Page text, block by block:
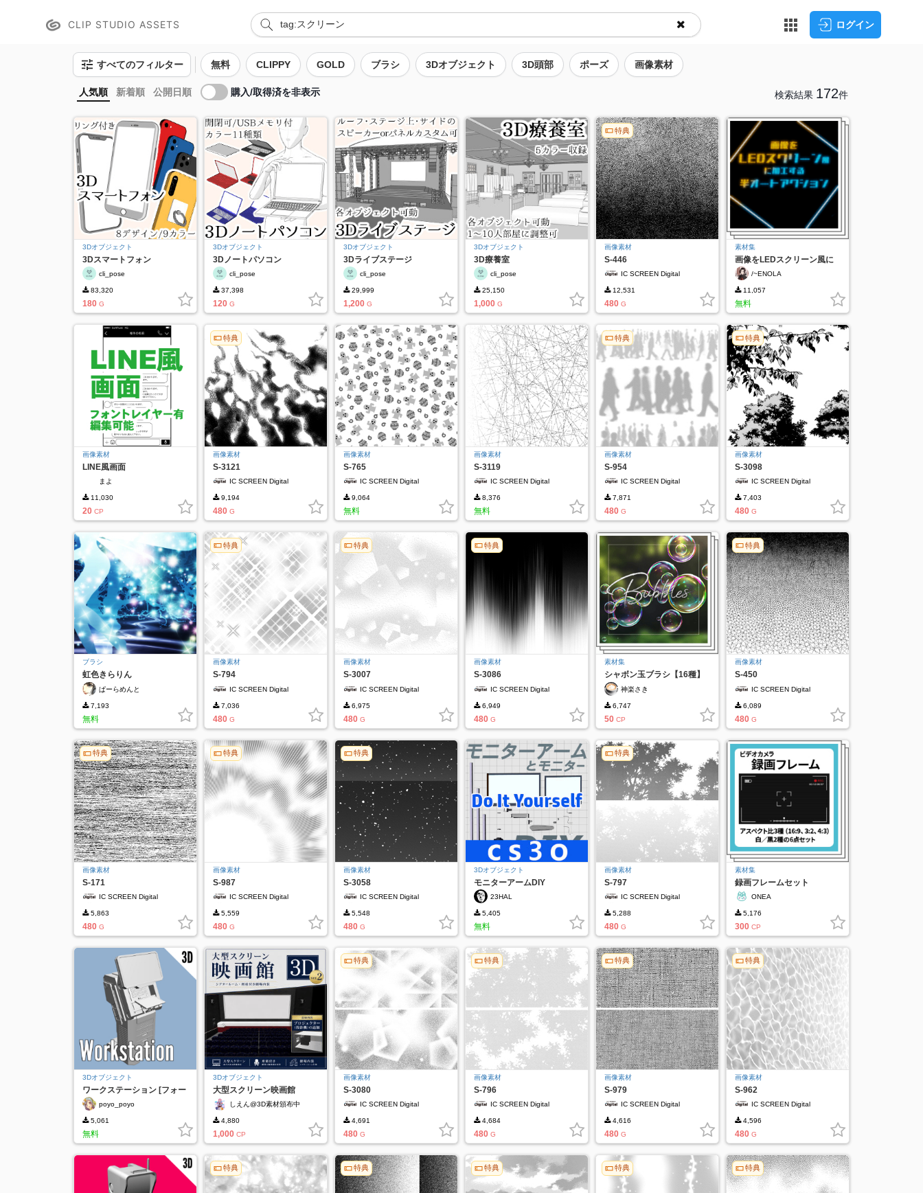
CLIP STUDIO ASSETS ログイン
すべてのフィルター 無料 CLIPPY GOLD ブラシ 3Dオブジェクト 3D頭部 ポーズ 画像素材
人気順 新着順 公開日順 購入/取得済を非表示 検索結果 172件
3Dオブジェクト
3Dスマートフォン
cli_pose
83,320
180 G
3Dオブジェクト
3Dノートパソコン
cli_pose
37,398
120 G
3Dオブジェクト
3Dライブステージ
cli_pose
29,999
1,200 G
3Dオブジェクト
3D療養室
cli_pose
25,150
1,000 G
特典
画像素材
S-446
IC SCREEN Digital
12,531
480 G
素材集
画像をLEDスクリーン風に
加工する半オートアクショ
ン
/~ENOLA
11,057
無料
画像素材
LINE風画面
まよ
11,030
20 CP
特典
画像素材
S-3121
IC SCREEN Digital
9,194
480 G
画像素材
S-765
IC SCREEN Digital
9,064
無料
画像素材
S-3119
IC SCREEN Digital
8,376
無料
特典
画像素材
S-954
IC SCREEN Digital
7,871
480 G
特典
画像素材
S-3098
IC SCREEN Digital
7,403
480 G
ブラシ
虹色きらりん
ぱーらめんと
7,193
無料
特典
画像素材
S-794
IC SCREEN Digital
7,036
480 G
特典
画像素材
S-3007
IC SCREEN Digital
6,975
480 G
特典
画像素材
S-3086
IC SCREEN Digital
6,949
480 G
素材集
シャボン玉ブラシ【16種】
神楽さき
6,747
50 CP
特典
画像素材
S-450
IC SCREEN Digital
6,089
480 G
特典
画像素材
S-171
IC SCREEN Digital
5,863
480 G
特典
画像素材
S-987
IC SCREEN Digital
5,559
480 G
特典
画像素材
S-3058
IC SCREEN Digital
5,548
480 G
3Dオブジェクト
モニターアームDIY
23HAL
5,405
無料
特典
画像素材
S-797
IC SCREEN Digital
5,288
480 G
素材集
録画フレームセット
ONEA
5,176
300 CP
3Dオブジェクト
ワークステーション [フォー
エバーフリー]
poyo_poyo
5,061
無料
3Dオブジェクト
大型スクリーン映画館
ver2【3D】
しえん@3D素材頒布中
4,880
1,000 CP
特典
画像素材
S-3080
IC SCREEN Digital
4,691
480 G
特典
画像素材
S-796
IC SCREEN Digital
4,684
480 G
特典
画像素材
S-979
IC SCREEN Digital
4,616
480 G
特典
画像素材
S-962
IC SCREEN Digital
4,596
480 G
特典 特典 特典 特典 特典